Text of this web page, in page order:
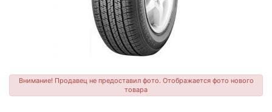
Внимание! Продавец не предоставил фото. Отображается фото нового
товара